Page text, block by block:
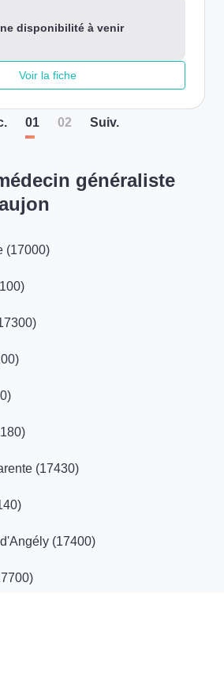
disponibilité à venir
Voir la fiche
. 01 02 Suiv.
généraliste
(17000)
(17430)
(17400)